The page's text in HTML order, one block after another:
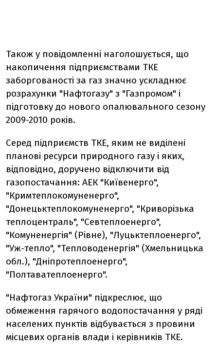
Також у повідомленні наголошується, що
накопичення підприємствами ТКЕ
заборгованості за газ значно ускладнює
розрахунки "Нафтогазу" з "Газпромом" і
підготовку до нового опалювального сезону
2009-2010 років.
Серед підприємств ТКЕ, яким не виділені
планові ресурси природного газу і яких,
відповідно, доручено відключити від
газопостачання: АЕК "Київенерго",
"Кримтеплокомуненерго",
"Донецьктеплокомуненерго", "Криворізька
теплоцентраль", "Севтеплоенерго",
"Комуненергія" (Рівне), "Луцьктеплоенерго",
"Уж-тепло", "Тепловоденергія" (Хмельницька
обл.), "Дніпротеплоенерго",
"Полтаватеплоенерго".
"Нафтогаз України" підкреслює, що
обмеження гарячого водопостачання у ряді
населених пунктів відбувається з провини
місцевих органів влади і керівників ТКЕ.